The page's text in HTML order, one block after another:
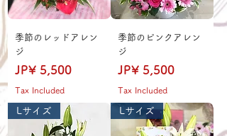
季節のレッドアレン
ジ
Price
JP¥ 5,500
Tax Included
季節のピンクアレン
ジ
Price
JP¥ 5,500
Tax Included
Lサイズ Lサイズ